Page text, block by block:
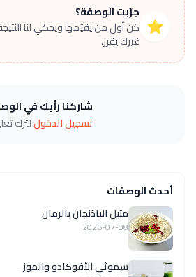
⭐
جرّبت الوصفة؟
كن أول من يقيّمها ويحكي لنا
غيرك يقرر.
شاركنا رأيك في
تسجيل الدخوللترك
أحدث الوصفات
متبل الباذنجان بالرمان
2026-07-08
سموثي الأفوكادو والموز